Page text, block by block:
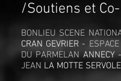
/Soutiens et
BONLIEU SCENE
CRAN GEVRIER -
DU PARMELAN
JEAN LA MOTTE